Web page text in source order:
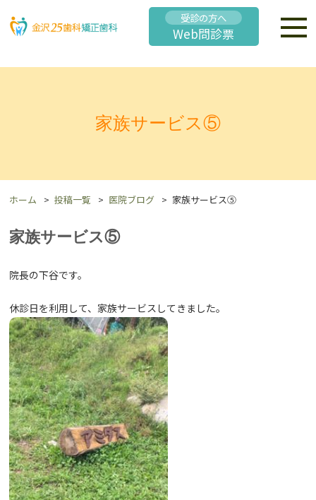
受診の方へ
Web問診票
家族サービス⑤
ホーム 投稿一覧 医院ブログ 家族サービス⑤
家族サービス⑤
院長の下谷です。
休診日を利用して、家族サービスしてきました。